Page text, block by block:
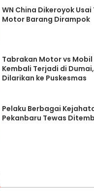
WN China Dikeroyok
Motor Barang Dirampok
Tabrakan Motor vs Mobil
Kembali Terjadi di
Dilarikan ke Puskesmas
Pelaku Berbagai
Pekanbaru Tewas